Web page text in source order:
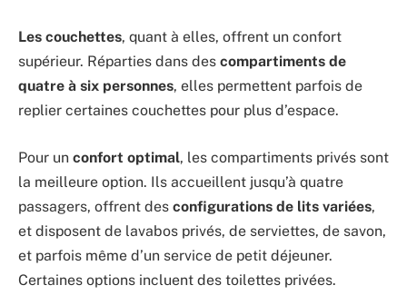
Les couchettes, quant à elles, offrent un confort
supérieur. Réparties dans des compartiments de
quatre à six personnes, elles permettent parfois de
replier certaines couchettes pour plus d’espace.
Pour un confort optimal, les compartiments privés sont
la meilleure option. Ils accueillent jusqu’à quatre
passagers, offrent des configurations de lits variées,
et disposent de lavabos privés, de serviettes, de savon,
et parfois même d’un service de petit déjeuner.
Certaines options incluent des toilettes privées.